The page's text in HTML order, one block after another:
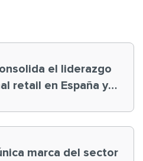
el liderazgo
retail en España y
marca del sector